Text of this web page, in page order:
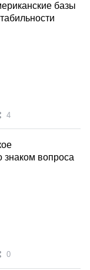
базы
4
знаком вопроса
0